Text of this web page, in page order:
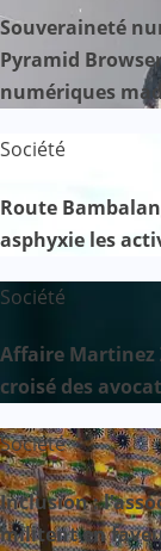
Souveraineté
Pyramid
numériques
Société
Route
asphyxie les
Société
Affaire Martinez
croisé des
Société
Inclusion :
militent en